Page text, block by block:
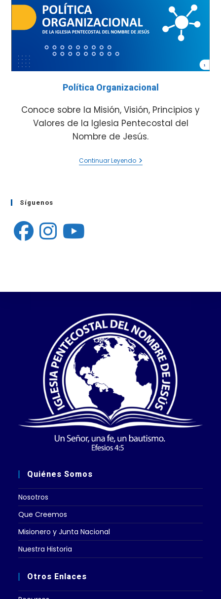
Política Organizacional
Conoce sobre la Misión, Visión, Principios y
Valores de la Iglesia Pentecostal del
Nombre de Jesús.
Continuar Leyendo
Síguenos
Quiénes Somos
Nosotros
Que Creemos
Misionero y Junta Nacional
Nuestra Historia
Otros Enlaces